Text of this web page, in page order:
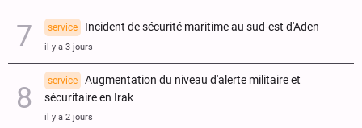
service Incident de sécurité maritime au sud-est d'Aden
il y a 3 jours
service
Augmentation du niveau d'alerte militaire et
sécuritaire en Irak
il y a 2 jours